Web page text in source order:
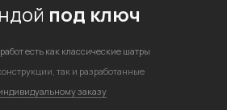
под ключ
есть как классические шатры
так и разработанные
заказу